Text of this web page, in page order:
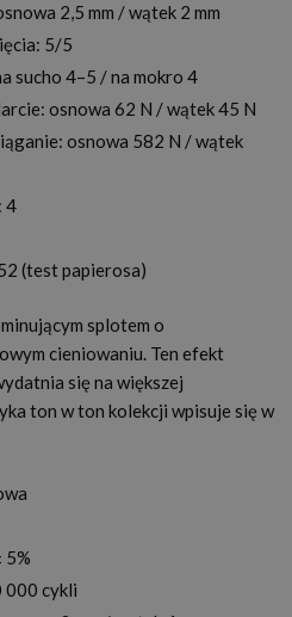
2,5 mm / wątek 2 mm
5/5
sucho 4–5 / na mokro 4
osnowa 62 N / wątek 45 N
osnowa 582 N / wątek
4
(test papierosa)
splotem o
cieniowaniu. Ten efekt
się na większej
ton w ton kolekcji wpisuje się w
5%
000 cykli